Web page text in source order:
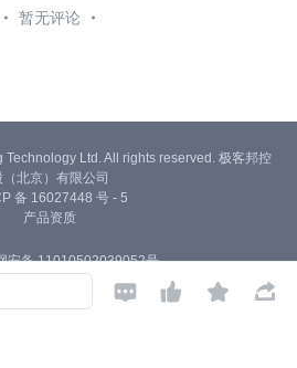
暂无评论
   
Ltd. All rights reserved. 极客邦控
（北京）有限公司
备 16027448 号 - 5
产品资质
安备 11010502039052号